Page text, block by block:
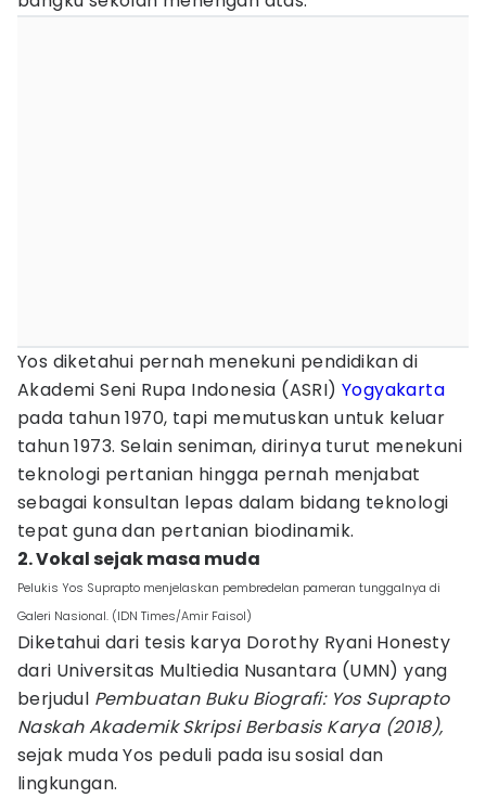
Yos diketahui pernah menekuni pendidikan di
Akademi Seni Rupa Indonesia (ASRI) Yogyakarta
pada tahun 1970, tapi memutuskan untuk keluar
tahun 1973. Selain seniman, dirinya turut menekuni
teknologi pertanian hingga pernah menjabat
sebagai konsultan lepas dalam bidang teknologi
tepat guna dan pertanian biodinamik.
2. Vokal sejak masa muda
Pelukis Yos Suprapto menjelaskan pembredelan pameran tunggalnya di
Galeri Nasional. (IDN Times/Amir Faisol)
Diketahui dari tesis karya Dorothy Ryani Honesty
dari Universitas Multiedia Nusantara (UMN) yang
berjudul Pembuatan Buku Biografi: Yos Suprapto
Naskah Akademik Skripsi Berbasis Karya (2018),
sejak muda Yos peduli pada isu sosial dan
lingkungan.